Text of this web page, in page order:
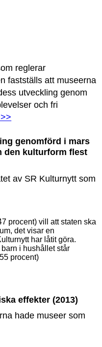
reglerar
fastställs att museerna
utveckling genom
och fri
genomförd i mars
den kulturform flest
av SR Kulturnytt som
procent) vill att staten ska
det visar en
har låtit göra.
i hushållet står
procent)
effekter (2013)
hade museer som